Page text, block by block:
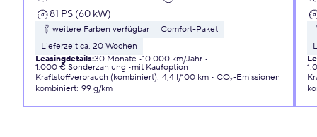
81 PS (60 kW)
weitere Farben verfügbar
Comfort-Paket
Lieferzeit ca. 20 Wochen
Leasingdetails:30 Monate 10.000 km/Jahr
1.000 € Sonderzahlung
mit Kaufoption
Kraftstoffverbrauch (kombiniert): 4,4 l/100 km
CO₂-Emissionen
kombiniert: 99 g/km